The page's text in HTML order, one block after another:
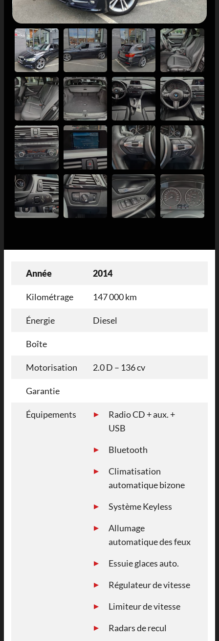
Année 2014
Kilométrage 147 000 km
Énergie Diesel
Boîte
Motorisation 2.0 D – 136 cv
Garantie
Équipements
Radio CD + aux. +
USB
Bluetooth
Climatisation
automatique bizone
Système Keyless
Allumage
automatique des feux
Essuie glaces auto.
Régulateur de vitesse
Limiteur de vitesse
Radars de recul